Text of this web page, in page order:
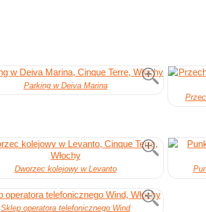
Parking w Deiva Marina
Dworzec kolejowy w Levanto
Sklep operatora telefonicznego Wind